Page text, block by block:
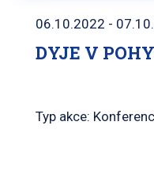
06.10.2022 -
DYJE V
Typ akce: